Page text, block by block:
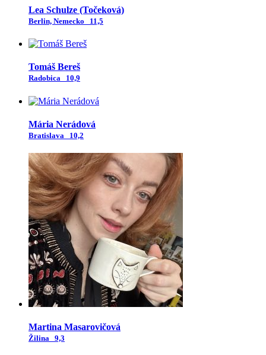
Lea Schulze (Točeková)
Berlin, Nemecko 11,5
Tomáš Bereš
Radobica 10,9
Mária Nerádová
Bratislava 10,2
Martina Masarovičová
Žilina 9,3